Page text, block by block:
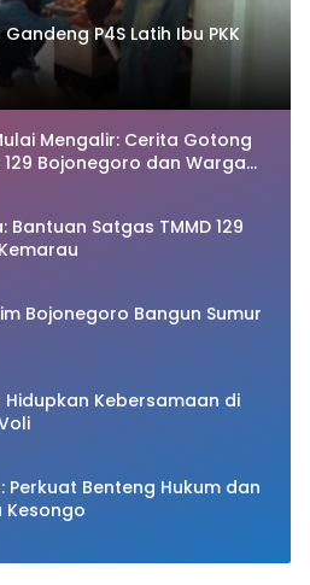
P4S Latih Ibu PKK
Mengalir: Cerita Gotong
129 Bojonegoro dan Warga
Bantuan Satgas TMMD 129
Bojonegoro Bangun Sumur
Hidupkan Kebersamaan di
Perkuat Benteng Hukum dan
Kesongo